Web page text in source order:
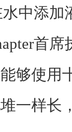
中添
首
够使用
一样长